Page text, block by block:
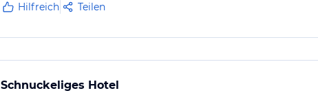
Hilfreich Teilen
Schnuckeliges Hotel